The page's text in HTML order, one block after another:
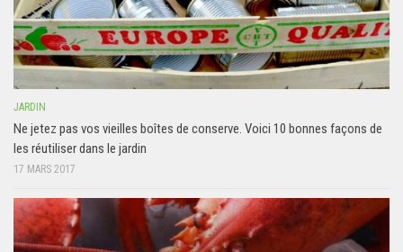
JARDIN
Ne jetez pas vos vieilles boîtes de conserve. Voici 10 bonnes façons de
les réutiliser dans le jardin
17 MARS 2017